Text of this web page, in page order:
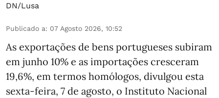
DN/Lusa
Publicado a: 07 Agosto 2026, 10:52
As exportações de bens portugueses subiram
em junho 10% e as importações cresceram
19,6%, em termos homólogos, divulgou esta
sexta-feira, 7 de agosto, o Instituto Nacional